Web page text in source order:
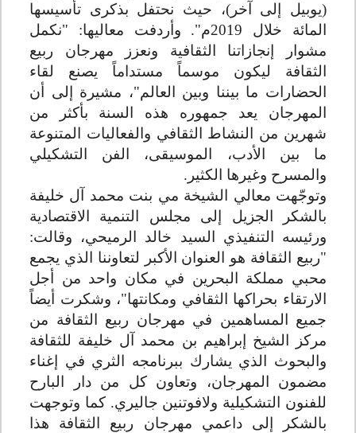
(يوبيل إلى آخر)، حيث نحتفل بذكرى تأسيسها
المائة خلال 2019م". وأردفت معاليها: "نكمل
مشوار إنجازاتنا الثقافية ونعزز مهرجان ربيع
الثقافة ليكون موسماً مستداماً يصنع لقاء
الحضارات ما بيننا وبين العالم"، مشيرة إلى أن
المهرجان يعد جمهوره هذه السنة بأكثر من
شهرين من النشاط الثقافي والفعاليات المتنوعة
ما بين الأدب، الموسيقى، الفن التشكيلي
والمسرح وغيرها الكثير .
وتوجّهت معالي الشيخة مي بنت محمد آل خليفة
بالشكر الجزيل إلى مجلس التنمية الاقتصادية
ورئيسه التنفيذي السيد خالد الرميحي، وقالت:
"ربيع الثقافة هو العنوان الأكبر لتعاوننا الذي يجمع
محبي مملكة البحرين في مكان واحد من أجل
الارتقاء بحراكها الثقافي ومكانتها"، وشكرت أيضاً
جميع المساهمين في مهرجان ربيع الثقافة من
مركز الشيخ إبراهيم بن محمد آل خليفة للثقافة
والبحوث الذي يشارك ببرنامجه الثري في إغناء
مضمون المهرجان، وتعاون كل من دار البارح
للفنون التشكيلية ولافوتنين جاليري. كما وتوجهت
بالشكر إلى داعمي مهرجان ربيع الثقافة هذا